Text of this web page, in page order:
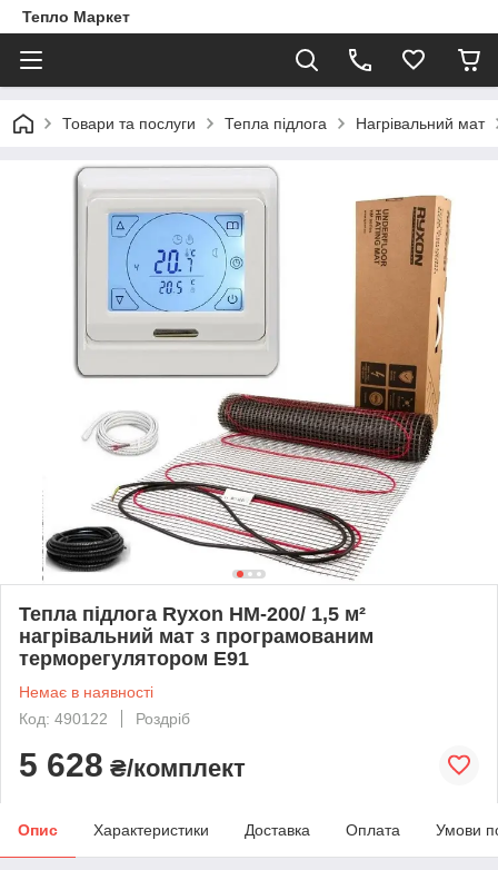
Тепло Маркет
Товари та послуги Тепла підлога Нагрівальний мат
Тепла підлога Ryxon HM-200/ 1,5 м²
нагрівальний мат з програмованим
терморегулятором E91
Немає в наявності
Код: 490122
Роздріб
5 628 ₴/комплект
Опис Характеристики Доставка Оплата Умови